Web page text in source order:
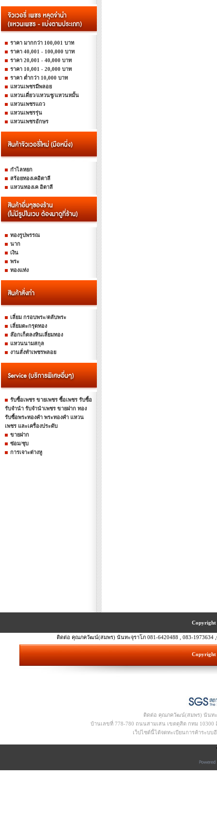
ราคา มากกว่า 100,001 บาท
ราคา 40,001 - 100,000 บาท
ราคา 20,001 - 40,000 บาท
ราคา 10,001 - 20,000 บาท
ราคา ต่ำกว่า 10,000 บาท
แหวนเพชรมีพลอย
แหวนเดี่ยว/แหวนชู/แหวนหมั้น
แหวนเพชรแถว
แหวนเพชรรุ่น
แหวนเพชรอักษร
กำไลหยก
สร้อยทองเคอิตาลี
แหวนทองเค อิตาลี
ทองรูปพรรณ
นาก
เงิน
พระ
ทองแท่ง
เลี่ยม กรอบพระ/ตลับพระ
เลี่ยมตะกรุดทอง
ล๊อกเก็ตลงหินเลี่ยมทอง
แหวนนามสกุล
งานสั่งทำเพชรพลอย
รับซื้อเพชร ขายเพชร ซื้อเพชร รับซื้อ
รับจำนำ รับจำนำเพชร ขายฝาก ทอง
รับซื้อพระทองคำ พระทองคำ แหวน
เพชร และเครื่องประดับ
ขายฝาก
ซ่อม/ชุบ
การเจาะต่างหู
Copyright
ติดต่อ คุณภควัฒน์(สมพร) นันทะจุราโภ 081-6420488 , 083-1973634
Copyright
ติดต่อ คุณภควัฒน์(สมพร) นันทะจุ
บ้านเลขที่ 778-780 ถนนสามเสน เขตดุสิต กทม 10300 อี
เว็ปไซด์นี้ได้จดทะเบียนการค้าระบบ